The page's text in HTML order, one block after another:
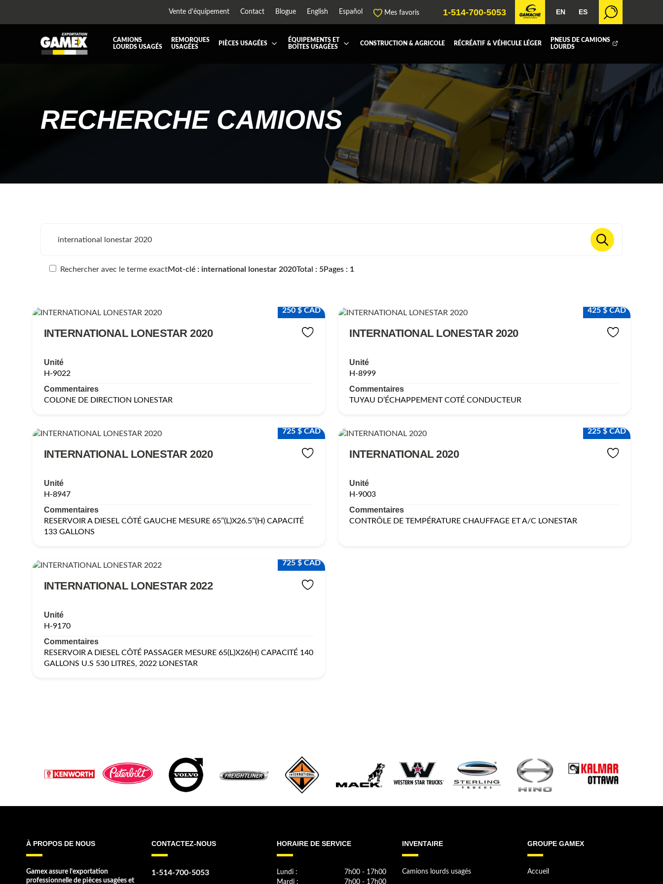
Vente d'équipement Contact Blogue English Español Mes favoris 1-514-700-5053 EN ES
CAMIONS
LOURDS USAGÉS
REMORQUES
USAGÉES
PIÈCES USAGÉES
BOITE DE TRANSFERT
CAPOT ET PIÈCES
HIAB-AND-BOOM
KIT HYDRAULIQUE MOTEURS ET PIÈCES DE MOTEURS PARE-CHOC
RADIATEUR ET PIÈCES DE RADIATEURS
SYSTÈME POST-TRAITEMENT (DEF/DPF)
TUYAU D'ÉCHAPPEMENT
ÉQUIPEMENTS ET
BOÎTES USAGÉES
BOITE DOMPEUSE BOITE FERMÉE
MACHINERIE ET AGRICOLE REMORQUAGE
CONSTRUCTION & AGRICOLE RÉCRÉATIF & VÉHICULE LÉGER
PNEUS DE CAMIONS
LOURDS
RECHERCHE CAMIONS
Rechercher avec le terme exactMot-clé international lonestar 2020Total 5Pages 1
250 $ CAD
INTERNATIONAL LONESTAR 2020
Unité
H-9022
Commentaires
COLONE DE DIRECTION LONESTAR
425 $ CAD
INTERNATIONAL LONESTAR 2020
Unité
H-8999
Commentaires
TUYAU D’ÉCHAPPEMENT COTÉ CONDUCTEUR
725 $ CAD
INTERNATIONAL LONESTAR 2020
Unité
H-8947
Commentaires
RESERVOIR A DIESEL CÔTÉ GAUCHE MESURE 65’’(L)X26.5’’(H) CAPACITÉ
133 GALLONS
225 $ CAD
INTERNATIONAL 2020
Unité
H-9003
Commentaires
CONTRÔLE DE TEMPÉRATURE CHAUFFAGE ET A/C LONESTAR
725 $ CAD
INTERNATIONAL LONESTAR 2022
Unité
H-9170
Commentaires
RESERVOIR A DIESEL CÔTÉ PASSAGER MESURE 65(L)X26(H) CAPACITÉ 140
GALLONS U.S 530 LITRES, 2022 LONESTAR
À PROPOS DE NOUS
Gamex assure l’exportation
professionnelle de pièces usagées et
CONTACTEZ-NOUS
1-514-700-5053
HORAIRE DE SERVICE
Lundi :
7h00 - 17h00
Mardi :
7h00 - 17h00
INVENTAIRE
Camions lourds usagés
GROUPE GAMEX
Accueil